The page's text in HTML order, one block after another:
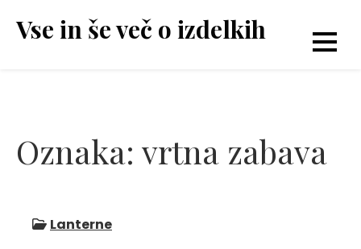
Vse in še več o izdelkih
Oznaka: vrtna zabava
Lanterne